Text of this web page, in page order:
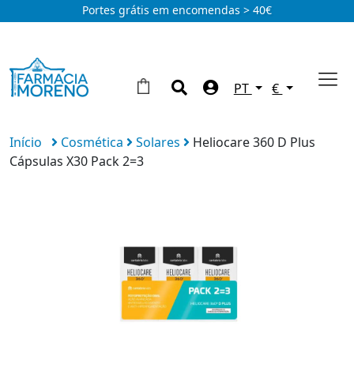
Portes grátis em encomendas > 40€
PT €
Início Cosmética Solares
Heliocare 360 D Plus
Cápsulas X30 Pack 2=3